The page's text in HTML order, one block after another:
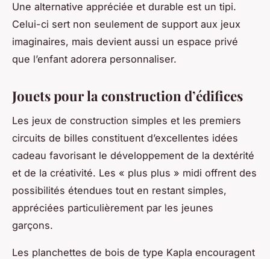
Une alternative appréciée et durable est un tipi.
Celui-ci sert non seulement de support aux jeux
imaginaires, mais devient aussi un espace privé
que l’enfant adorera personnaliser.
Jouets pour la construction d’édifices
Les jeux de construction simples et les premiers
circuits de billes constituent d’excellentes idées
cadeau favorisant le développement de la dextérité
et de la créativité. Les « plus plus » midi offrent des
possibilités étendues tout en restant simples,
appréciées particulièrement par les jeunes
garçons.
Les planchettes de bois de type Kapla encouragent